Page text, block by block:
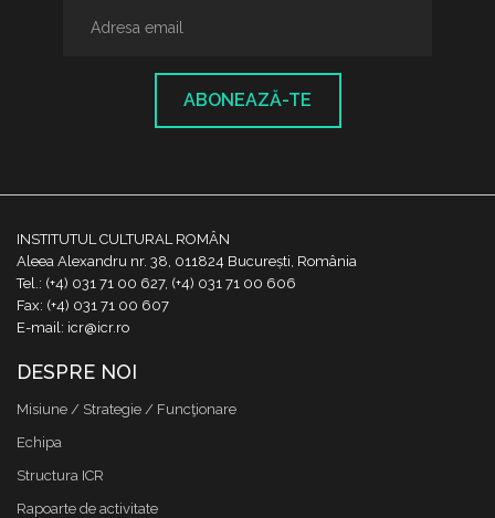
ABONEAZĂ-TE
INSTITUTUL CULTURAL ROMÂN
Aleea Alexandru nr. 38, 011824 București, România
Tel.: (+4) 031 71 00 627, (+4) 031 71 00 606
Fax: (+4) 031 71 00 607
E-mail: icr@icr.ro
DESPRE NOI
Misiune / Strategie / Funcţionare
Echipa
Structura ICR
Rapoarte de activitate